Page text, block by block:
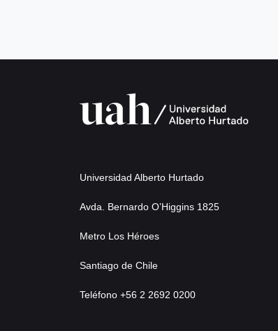
Universidad Alberto Hurtado
Avda. Bernardo O’Higgins 1825
Metro Los Héroes
Santiago de Chile
Teléfono +56 2 2692 0200